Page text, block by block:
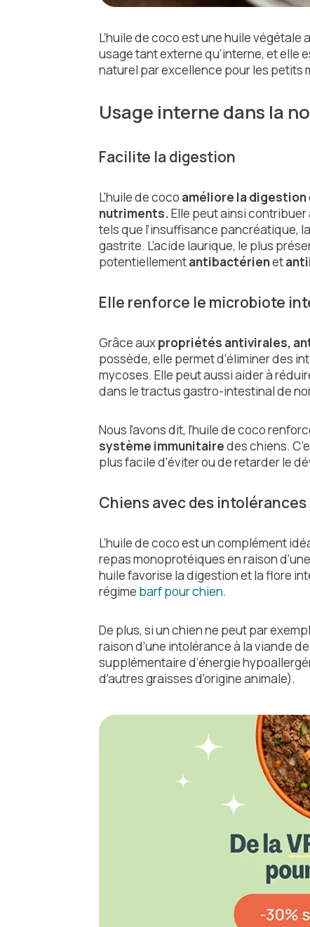
L’huile de coco est une huile
usage tant externe qu’interne, et elle
naturel par excellence pour les petits
Usage interne dans la
Facilite la digestion
L'huile de coco améliore la digestion
nutriments.Elle peut ainsi
tels que l’insuffisance pancréatique,
gastrite. L’acide laurique, le plus
potentiellementantibactérienet
Elle renforce le microbiote
Grâce auxpropriétés antivirales,
possède, elle permet d’éliminer des
mycoses. Elle peut aussi aider à
dans le tractus gastro-intestinal de
Nous l’avons dit, l’huile de coco
système immunitairedes chiens.
plus facile d’éviter ou de retarder le
Chiens avec des
L’huile de coco est un complément
repas monoprotéiques en raison
huile favorise la digestion et la flore
régime barf pour chien.
De plus, si un chien ne peut par
raison d’une intolérance à la viande
supplémentaire d’énergie
d’autres graisses d’origine animale).